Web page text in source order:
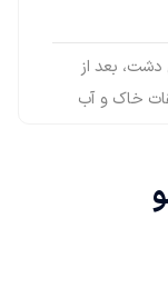
دشت، بعد از
خاک و آب